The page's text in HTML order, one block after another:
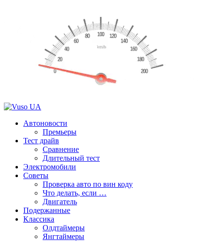
Автоновости
Премьеры
Тест драйв
Сравнение
Длительный тест
Электромобили
Советы
Проверка авто по вин коду
Что делать, если …
Двигатель
Подержанные
Классика
Олдтаймеры
Янгтаймеры